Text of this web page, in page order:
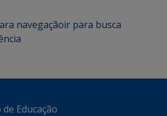
navegaçãoir para busca
Educação